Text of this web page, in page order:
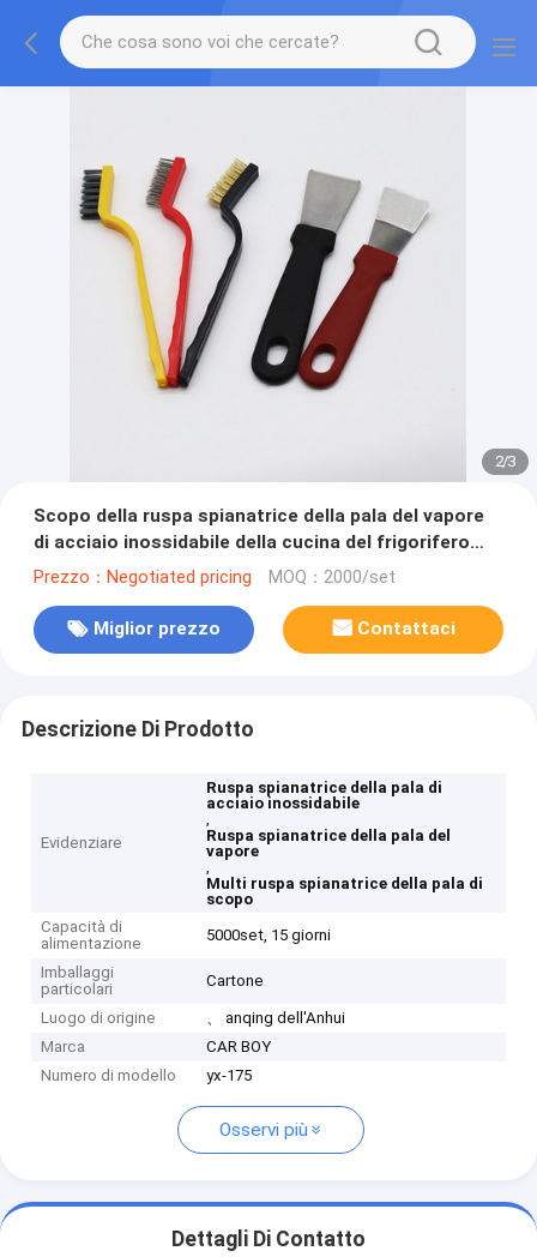
2/3
Scopo della ruspa spianatrice della pala del vapore
di acciaio inossidabile della cucina del frigorifero
multi
Prezzo：Negotiated pricing MOQ：2000/set
Miglior prezzo Contattaci
Descrizione Di Prodotto
Evidenziare
Ruspa spianatrice della pala di
acciaio inossidabile
,
Ruspa spianatrice della pala del
vapore
,
Multi ruspa spianatrice della pala di
scopo
Capacità di
alimentazione
5000set, 15 giorni
Imballaggi
particolari
Cartone
Luogo di origine
、 anqing dell'Anhui
Marca
CAR BOY
Numero di modello
yx-175
Osservi più
Dettagli Di Contatto